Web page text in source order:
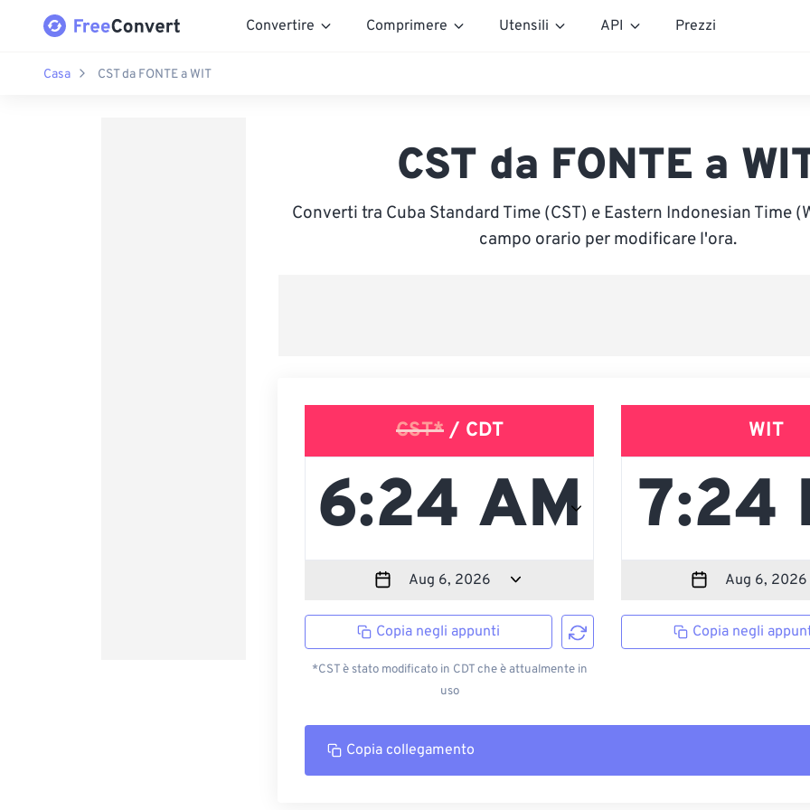
Convertire Comprimere Utensili API Prezzi
Casa CST da FONTE a WIT
CST da FONTE a
Converti tra Cuba Standard Time (CST) e Eastern Indonesian Time
campo orario per modificare l'ora.
CST*/ CDT
Copia negli appunti
*CST è stato modificato in CDT che è attualmente in
uso
WIT
Copia negli
Copia collegamento